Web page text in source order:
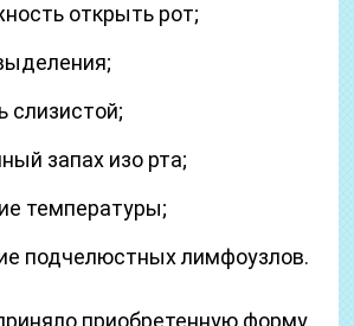
открыть рот;
слизистой;
запах изо рта;
температуры;
подчелюстных лимфоузлов.
приобретенную форму,